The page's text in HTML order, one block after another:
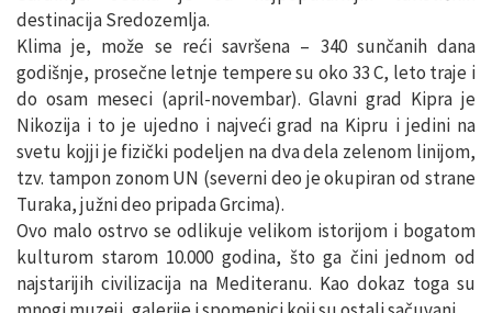
destinacija Sredozemlja.
Klima je, može se reći savršena – 340 sunčanih dana
godišnje, prosečne letnje tempere su oko 33 C, leto traje i
do osam meseci (april-novembar). Glavni grad Kipra je
Nikozija i to je ujedno i najveći grad na Kipru i jedini na
svetu kojji je fizički podeljen na dva dela zelenom linijom,
tzv. tampon zonom UN (severni deo je okupiran od strane
Turaka, južni deo pripada Grcima).
Ovo malo ostrvo se odlikuje velikom istorijom i bogatom
kulturom starom 10.000 godina, što ga čini jednom od
najstarijih civilizacija na Mediteranu. Kao dokaz toga su